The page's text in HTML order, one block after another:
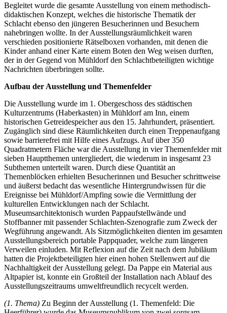
Begleitet wurde die gesamte Ausstellung von einem methodisch-
didaktischen Konzept, welches die historische Thematik der
Schlacht ebenso den jüngeren Besucherinnen und Besuchern
nahebringen wollte. In der Ausstellungsräumlichkeit waren
verschieden positionierte Rätselboxen vorhanden, mit denen die
Kinder anhand einer Karte einem Boten den Weg weisen durften,
der in der Gegend von Mühldorf den Schlachtbeteiligten wichtige
Nachrichten überbringen sollte.
Aufbau der Ausstellung und Themenfelder
Die Ausstellung wurde im 1. Obergeschoss des städtischen
Kulturzentrums (Haberkasten) in Mühldorf am Inn, einem
historischen Getreidespeicher aus den 15. Jahrhundert, präsentiert.
Zugänglich sind diese Räumlichkeiten durch einen Treppenaufgang
sowie barrierefrei mit Hilfe eines Aufzugs. Auf über 350
Quadratmetern Fläche war die Ausstellung in vier Themenfelder mit
sieben Hauptthemen untergliedert, die wiederum in insgesamt 23
Subthemen unterteilt waren. Durch diese Quantität an
Themenblöcken erhielten Besucherinnen und Besucher schrittweise
und äußerst bedacht das wesentliche Hintergrundwissen für die
Ereignisse bei Mühldorf/Ampfing sowie die Vermittlung der
kulturellen Entwicklungen nach der Schlacht.
Museumsarchitektonisch wurden Pappaufstellwände und
Stoffbanner mit passender Schlachten-Szenografie zum Zweck der
Wegführung angewandt. Als Sitzmöglichkeiten dienten im gesamten
Ausstellungsbereich portable Pappquader, welche zum längeren
Verweilen einluden. Mit Reflexion auf die Zeit nach dem Jubiläum
hatten die Projektbeteiligten hier einen hohen Stellenwert auf die
Nachhaltigkeit der Ausstellung gelegt. Da Pappe ein Material aus
Altpapier ist, konnte ein Großteil der Installation nach Ablauf des
Ausstellungszeitraums umweltfreundlich recycelt werden.
(1. Thema) Zu Beginn der Ausstellung (1. Themenfeld: Die